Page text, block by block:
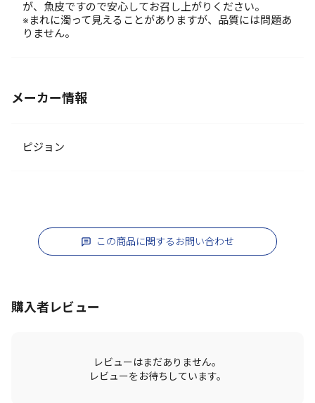
が、魚皮ですので安心してお召し上がりください。
※まれに濁って見えることがありますが、品質には問題あ
りません。
メーカー情報
ピジョン
この商品に関するお問い合わせ
購入者レビュー
レビューはまだありません。
レビューをお待ちしています。